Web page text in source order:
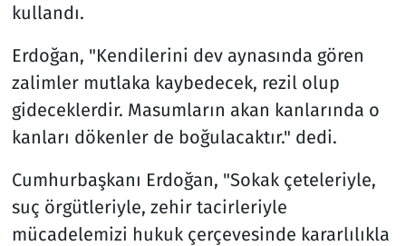
kullandı.
Erdoğan, "Kendilerini dev aynasında gören
zalimler mutlaka kaybedecek, rezil olup
gideceklerdir. Masumların akan kanlarında o
kanları dökenler de boğulacaktır." dedi.
Cumhurbaşkanı Erdoğan, "Sokak çeteleriyle,
suç örgütleriyle, zehir tacirleriyle
mücadelemizi hukuk çerçevesinde kararlılıkla